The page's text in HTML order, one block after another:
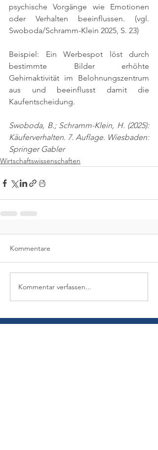
psychische Vorgänge wie Emotionen
oder Verhalten beeinflussen. (vgl.
Swoboda/Schramm-Klein 2025, S. 23)
Beispiel: Ein Werbespot löst durch
bestimmte Bilder erhöhte
Gehirnaktivität im Belohnungszentrum
aus und beeinflusst damit die
Kaufentscheidung.
Swoboda, B.; Schramm-Klein, H. (2025):
Käuferverhalten. 7. Auflage. Wiesbaden:
Springer Gabler
Wirtschaftswissenschaften
Kommentare
Kommentar verfassen...